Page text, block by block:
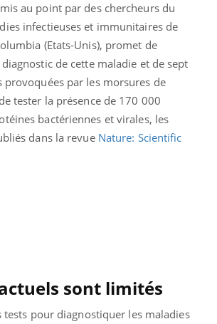
au point par des chercheurs du
infectieuses et immunitaires de
(Etats-Unis), promet de
de cette maladie et de sept
provoquées par les morsures de
tester la présence de 170 000
bactériennes et virales, les
dans la revue Nature: Scientific
sont limités
tests pour diagnostiquer les maladies